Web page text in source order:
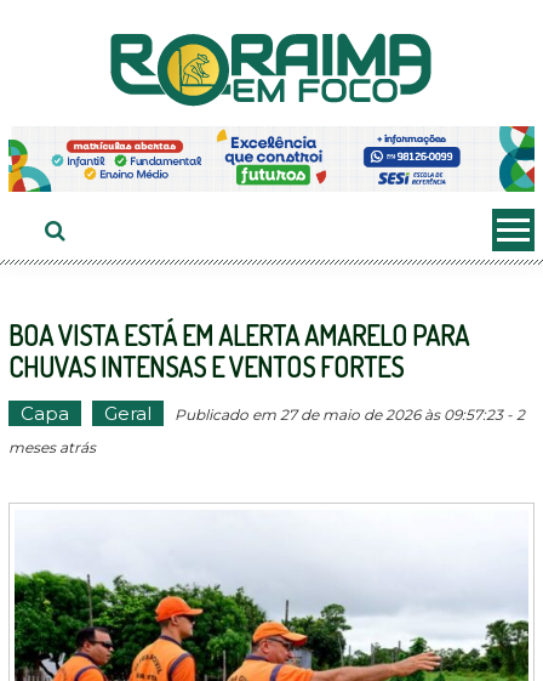
BOA VISTA ESTÁ EM ALERTA AMARELO PARA
CHUVAS INTENSAS E VENTOS FORTES
Capa Geral
Publicado em 27 de maio de 2026 às 09:57:23 - 2
meses atrás